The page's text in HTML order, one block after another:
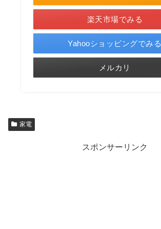
楽天市場でみる
Yahooショッピングでみる
メルカリ
家電
スポンサーリンク